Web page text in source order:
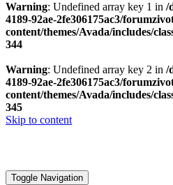
Warning: Undefined array key 1 in /
4189-92ae-2fe306175ac3/
content/themes/Avada/includes/
344
Warning: Undefined array key 2 in /
4189-92ae-2fe306175ac3/
content/themes/Avada/includes/
345
Skip to content
Toggle Navigation